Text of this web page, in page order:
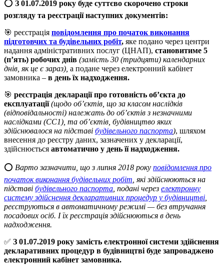
⭕️ З 01.07.2019 року буде суттєво скорочено строки
розгляду та реєстрації наступних документів:
🎯 реєстрація повідомлення про початок виконання
підготовчих та будівельних робіт, яке подано через центри
надання адміністративних послуг (ЦНАП), становитиме 5
(п’ять) робочих днів (замість 30 (тридцяти) календарних
днів, як це є зараз), а подане через електронний кабінет
замовника – в день їх надходження.
🎯 реєстрація декларації про готовність об’єкта до
експлуатації (щодо об’єктів, що за класом наслідків
(відповідальності) належать до об’єктів з незначними
наслідками (СС1), та об’єктів, будівництво яких
здійснювалося на підставі будівельного паспорта), шляхом
внесення до реєстру даних, зазначених у декларації,
здійснюється автоматично у день її надходження.
⭕️ Варто зазначити, що з липня 2018 року повідомлення про
початок виконання будівельних робіт , які здійснюються на
підставі будівельного паспорта , подані через електронну
систему здійснення декларативних процедур у будівництві
реєструються в автоматичному режимі — без втручання
посадових осіб. І їх реєстрація здійснюються в день
надходження.
✅ З 01.07.2019 року замість електронної системи здійснення
декларативних процедур в будівництві буде запроваджено
електронний кабінет замовника.